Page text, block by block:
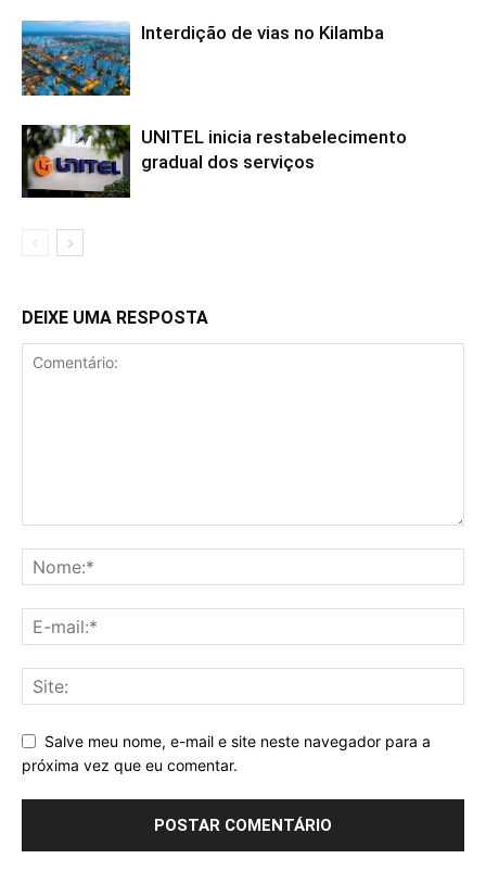
Interdição de vias no Kilamba
UNITEL inicia restabelecimento
gradual dos serviços
DEIXE UMA RESPOSTA
Salve meu nome, e-mail e site neste navegador para a
próxima vez que eu comentar.